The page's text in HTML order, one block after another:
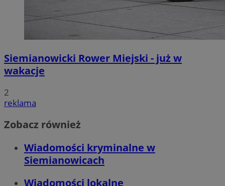
Siemianowicki Rower Miejski - już w
wakacje
2
reklama
Zobacz również
Wiadomości kryminalne w
Siemianowicach
Wiadomości lokalne